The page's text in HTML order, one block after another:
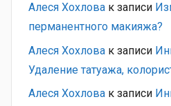
Алеся Хохлова к записи
перманентного макияжа?
Алеся Хохлова к записи
Удаление татуажа,
Алеся Хохлова к записи